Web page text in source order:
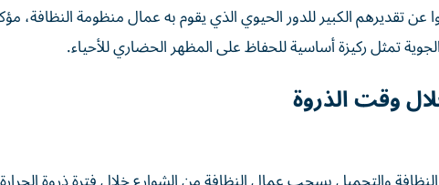
الكبير للدور الحيوي الذي يقوم به عمال منظومة النظافة،
تمثل ركيزة أساسية للحفاظ على المظهر الحضاري للأحياء.
وقت الذروة